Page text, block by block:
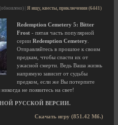
| Я ищу, квесты, приключения (6441)
Redemption Cemetery 5: Bitter
Frost - пятая часть популярной
серии Redemption Cemetery
Отправляйтесь в прошлое к своим
предкам, чтобы спасти их от
ужасной смерти. Ведь Ваша жизнь
напрямую зависит от судьбы
предком, если же Вы потерпите
не появитесь на свет!
РУССКОЙ ВЕРСИИ.
Скачать игру (851.42 Мб.)